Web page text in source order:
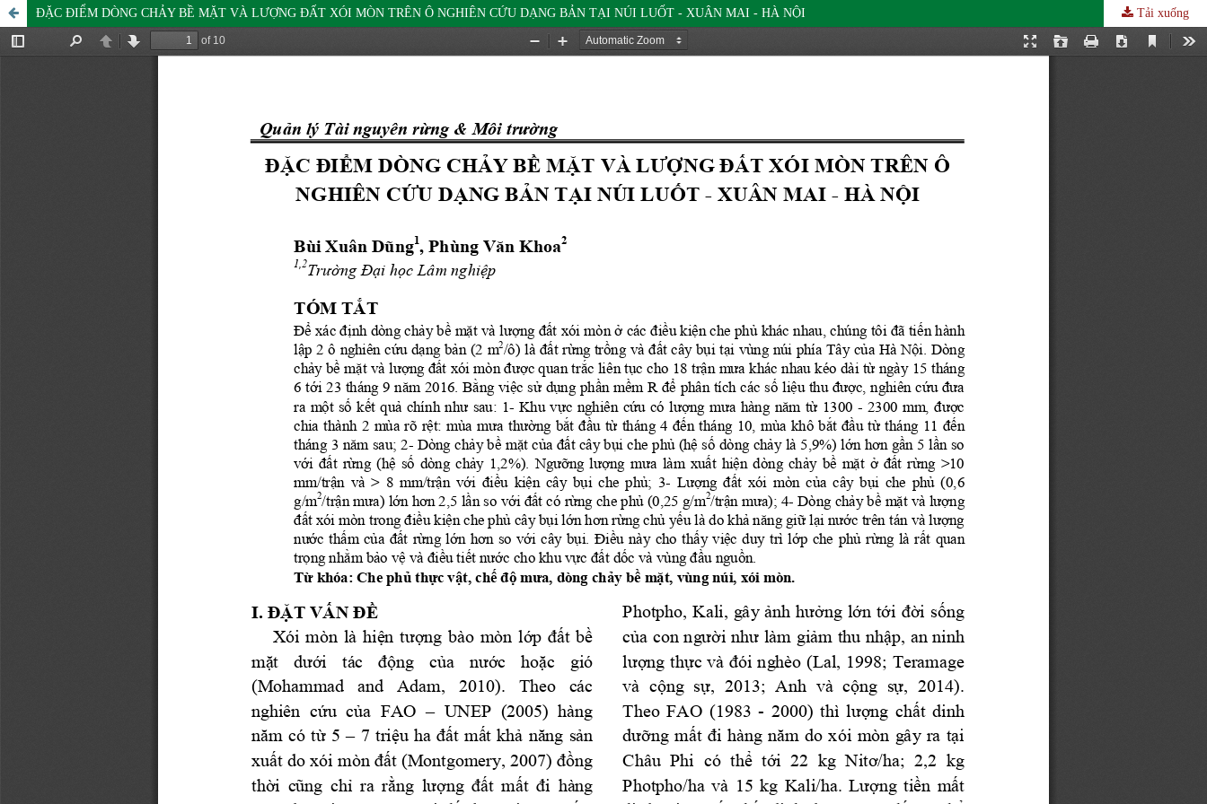
ĐẶC ĐIỂM DÒNG CHẢY BỀ MẶT VÀ LƯỢNG ĐẤT XÓI MÒN TRÊN Ô NGHIÊN CỨU DẠNG BẢN TẠI NÚI LUỐT - XUÂN MAI - HÀ NỘI Tải xuống